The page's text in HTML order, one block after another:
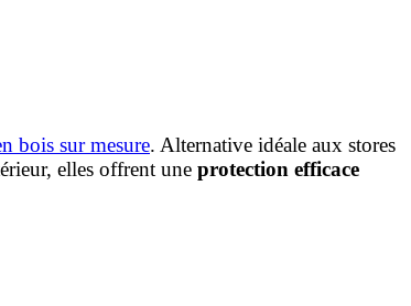
bois sur mesure. Alternative idéale aux stores
elles offrent une protection efficace